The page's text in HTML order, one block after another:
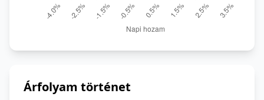
Árfolyam történet